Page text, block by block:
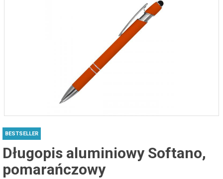
BESTSELLER
Długopis aluminiowy Softano,
pomarańczowy